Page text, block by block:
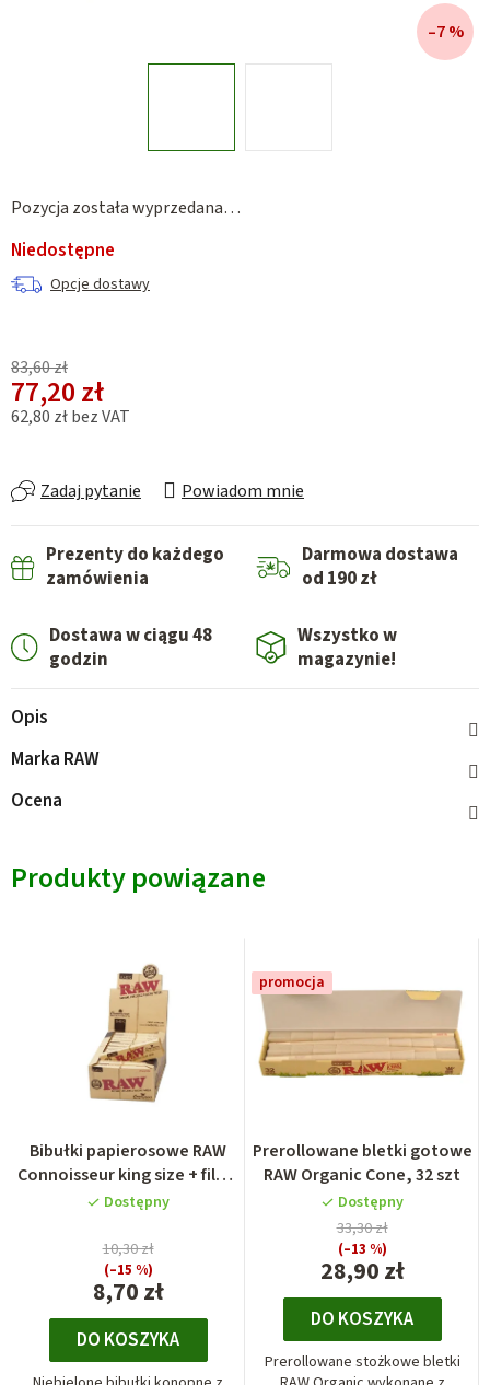
Pozycja została wyprzedana…
Niedostępne
Opcje dostawy
83,60 zł
77,20 zł
62,80 zł bez VAT
Zadaj pytanie Powiadom mnie
–7 %
Prezenty do każdego
zamówienia
Darmowa dostawa
od 190 zł
Dostawa w ciągu 48
godzin
Wszystko w
magazynie!
Opis
Marka RAW
Ocena
Produkty powiązane
Bibułki papierosowe RAW
Connoisseur king size + filtry
gotowe skręcone
Dostępny
8,70 zł
10,30 zł
(–15 %)
DO KOSZYKA
promocja
Prerollowane bletki gotowe
RAW Organic Cone, 32 szt
Dostępny
28,90 zł
33,30 zł
(–13 %)
DO KOSZYKA
Prerollowane stożkowe bletki